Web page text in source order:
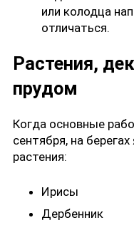
или колодца
отличаться.
Растения,
прудом
Когда основные
сентября, на
растения:
Ирисы
Дербенник